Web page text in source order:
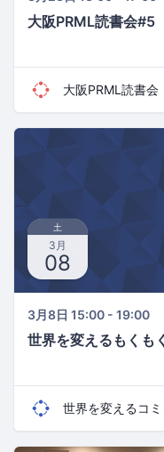
大阪PRML読書会#5
大阪PRML読書会
土
3月
08
3月8日 15:00 - 19:00
世界を変えるもくも
世界を変えるコミ